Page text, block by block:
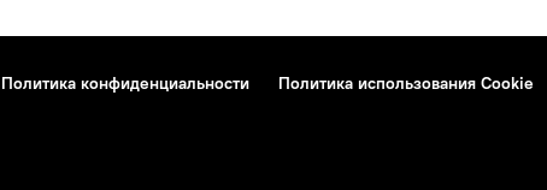
Политика конфиденциальности
Политика использования Cookie